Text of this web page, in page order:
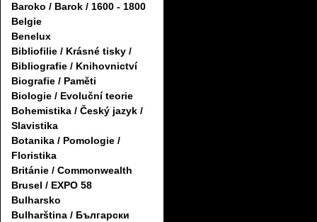
Baroko / Barok / 1600 - 1800
Belgie
Benelux
Bibliofilie / Krásné tisky /
Bibliografie / Knihovnictví
Biografie / Paměti
Biologie / Evoluční teorie
Bohemistika / Český jazyk /
Slavistika
Botanika / Pomologie /
Floristika
Británie / Commonwealth
Brusel / EXPO 58
Bulharsko
Bulharština / Български